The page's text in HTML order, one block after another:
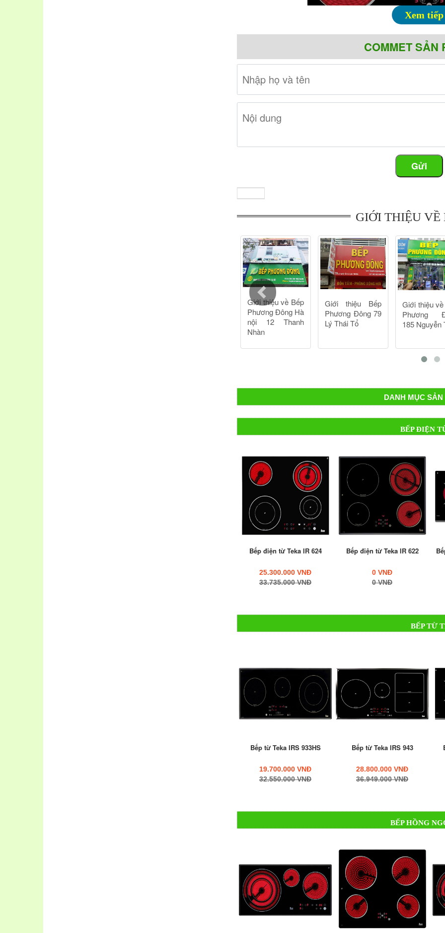
- Bếp hồng ngoại Teka TB600 là bếp điện vitroceramic
với những gia đình đông người, có nhu cầu nấu ăn nhiều.
- Bảng điều khiển cảm ứng với bộ cảm biến âm thanh và
nhiệt dư, khả năng chống tràn thông minh...
- Mặt kiếng vát cạnh sang trọng và hiện đại, sử dụng mặt
gian. Kiểu dáng sang trọng, chống trơn trượt, kính chất
tản nhiệt nhanh. Bên cạnh đó mặt kính chống trầy xước,
- Không kén xoong nồi: Một ưu điểm không thể bỏ qua
nồi với các chất liệu khác nhau từ thủy tinh, nhôm, sành,
TekaTB600 này, như vậy bạn có thể tiết kiệm được chi
Bếp hồng ngoại Teka TB600
thiện với môi trường.
Thông số kỹ thuật: Bếp hồng ngoại Teka TB600
Kích thước khoét đá: 56 x 49 (cm)
ty. Quý khách mua hàng tại Siêu thị Bếp hồng ngoại
lượng hàng hóa và hưởng chính sách bảo hành tốt nhất.
trong suốt thời gian qua, Siêu thị có rất nhiều chương
tại:beptunhapkhau.com/khuyen-mai-30-4
Xem tiếp
COMMET SẢN
Gửi
DANH MỤC
BẾP ĐIỆN
Bếp điện từ Teka IR 624
25.300.000 VNĐ
33.735.000 VNĐ
Bếp điện từ Teka IR 622
0 VNĐ
0 VNĐ
BẾP TỪ
Bếp từ Teka IRS 933HS
19.700.000 VNĐ
32.550.000 VNĐ
Bếp từ Teka IRS 943
28.800.000 VNĐ
36.949.000 VNĐ
BẾP HỒNG